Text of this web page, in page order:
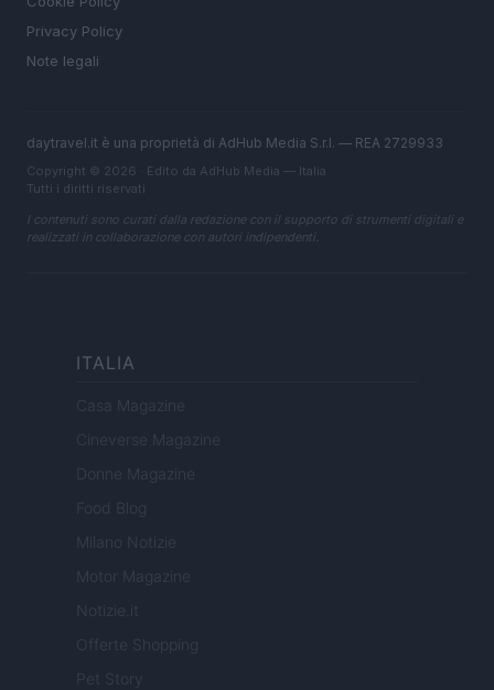
Privacy Policy
Note legali
daytravel.it è una proprietà di AdHub Media S.r.l. — REA 2729933
Copyright © 2026 · Edito da AdHub Media — Italia
Tutti i diritti riservati
I contenuti sono curati dalla redazione con il supporto di strumenti digitali e
realizzati in collaborazione con autori indipendenti.
ITALIA
Casa Magazine
Cineverse Magazine
Donne Magazine
Food Blog
Milano Notizie
Motor Magazine
Notizie.it
Offerte Shopping
Pet Story